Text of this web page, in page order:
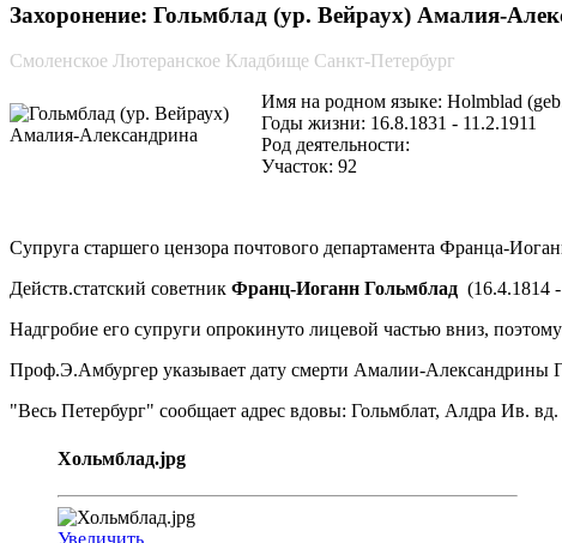
Захоронение: Гольмблад (ур. Вейраух) Амалия-
Смоленское Лютеранское Кладбище Санкт-Петербург
Имя на родном языке: Holmblad
Годы жизни: 16.8.1831 - 11.2.1911
Род деятельности:
Участок: 92
Супруга старшего цензора почтового департамента Франца-
Действ.статский советник Франц-Иоганн Гольмблад (16.4.1814
Надгробие его супруги опрокинуто лицевой частью вниз,
Проф.Э.Амбургер указывает дату смерти Амалии-Александрины
"Весь Петербург" сообщает адрес вдовы: Гольмблат, Алдра Ив.
Хольмблад.jpg
Увеличить